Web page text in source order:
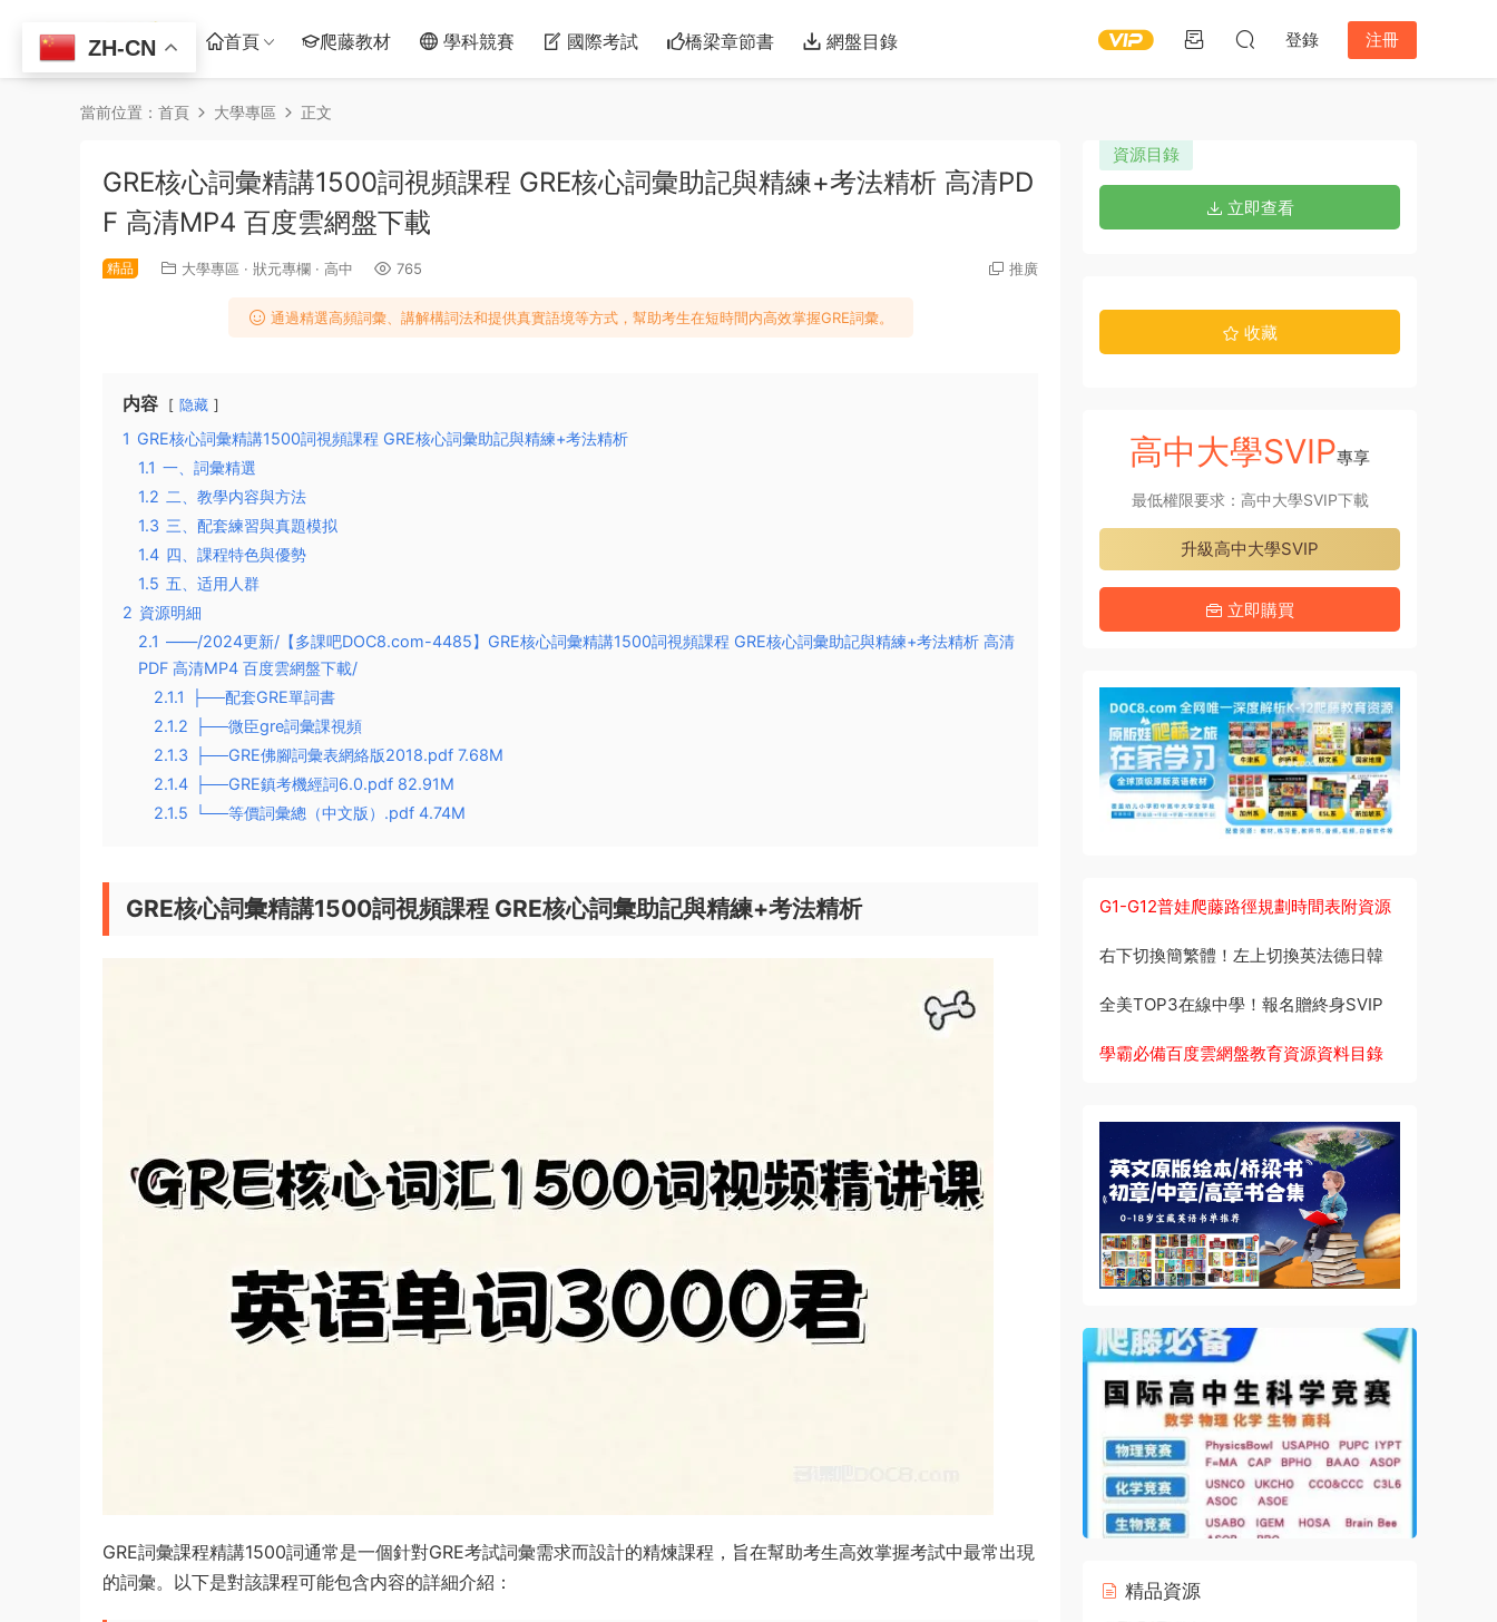
首頁 爬藤教材 學科競賽 國際考試 橋梁章節書 網盤目錄 登錄 注冊
當前位置： 首頁 大學專區 正文
GRE核心詞彙精講1500詞視頻課程 GRE核心詞彙助記與精練+考法精析 高清PD
F 高清MP4 百度雲網盤下載
精品 大學專區 · 狀元專欄 · 高中 765 推廣
通過精選高頻詞彙、講解構詞法和提供真實語境等方式，幫助考生在短時間内高效掌握GRE詞彙。
内容 隐藏
1 GRE核心詞彙精講1500詞視頻課程 GRE核心詞彙助記與精練+考法精析
1.1 一、詞彙精選
1.2 二、教學内容與方法
1.3 三、配套練習與真題模拟
1.4 四、課程特色與優勢
1.5 五、适用人群
2 資源明細
2.1 ——/2024更新/【多課吧DOC8.com-4485】GRE核心詞彙精講1500詞視頻課程 GRE核心詞彙助記與精練+考法精析 高清
PDF 高清MP4 百度雲網盤下載/
2.1.1
├──配套GRE單詞書
2.1.2
├──微臣gre詞彙課視頻
2.1.3
├──GRE佛腳詞彙表網絡版2018.pdf 7.68M
2.1.4
├──GRE鎮考機經詞6.0.pdf 82.91M
2.1.5
└──等價詞彙總（中文版）.pdf 4.74M
GRE核心詞彙精講1500詞視頻課程 GRE核心詞彙助記與精練+考法精析
GRE詞彙課程精講1500詞通常是一個針對GRE考試詞彙需求而設計的精煉課程，旨在幫助考生高效掌握考試中最常出現
的詞彙。以下是對該課程可能包含内容的詳細介紹：
資源目錄
立即查看
收藏
高中大學SVIP專享
最低權限要求：高中大學SVIP下載
升級高中大學SVIP
立即購買
G1-G12普娃爬藤路徑規劃時間表附資源
右下切換簡繁體！左上切換英法德日韓
全美TOP3在線中學！報名贈終身SVIP
學霸必備百度雲網盤教育資源資料目錄
精品資源
ZH-CN